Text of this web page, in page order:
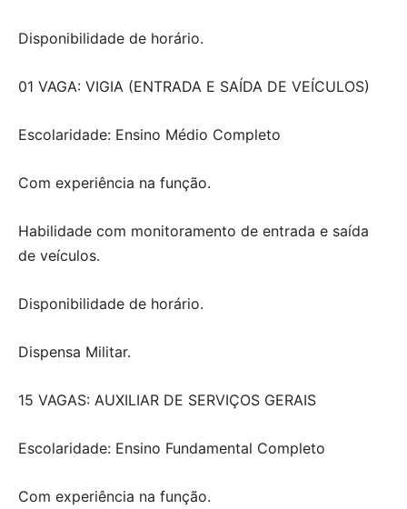
Disponibilidade de horário.
01 VAGA: VIGIA (ENTRADA E SAÍDA DE VEÍCULOS)
Escolaridade: Ensino Médio Completo
Com experiência na função.
Habilidade com monitoramento de entrada e saída
de veículos.
Disponibilidade de horário.
Dispensa Militar.
15 VAGAS: AUXILIAR DE SERVIÇOS GERAIS
Escolaridade: Ensino Fundamental Completo
Com experiência na função.